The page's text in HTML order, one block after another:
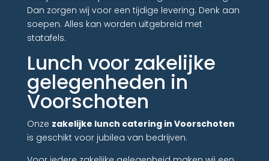
Dan zorgen wij voor een tijdige levering. Denk aan
soepen. Alles kan worden uitgebreid met
statafels.
Lunch voor zakelijke
gelegenheden in
Voorschoten
Onze zakelijke lunch catering in Voorschoten
is geschikt voor jubilea van bedrijven.